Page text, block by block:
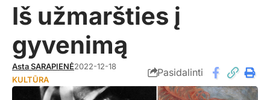
Iš užmaršties į
gyvenimą
Asta SARAPIENĖ2022-12-18
KULTŪRA
Pasidalinti